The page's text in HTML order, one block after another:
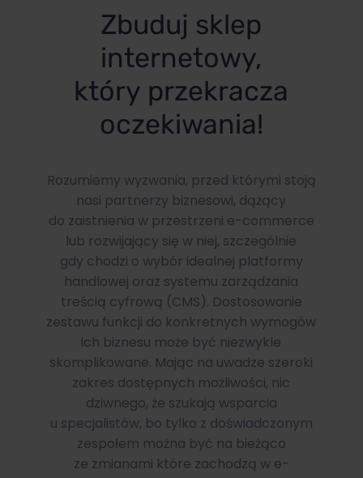
Zbuduj sklep
internetowy,
który przekracza
oczekiwania!
Rozumiemy wyzwania, przed którymi stoją
nasi partnerzy biznesowi, dążący
do zaistnienia w przestrzeni e-commerce
lub rozwijający się w niej, szczególnie
gdy chodzi o wybór idealnej platformy
handlowej oraz systemu zarządzania
treścią cyfrową (CMS). Dostosowanie
zestawu funkcji do konkretnych wymogów
ich biznesu może być niezwykle
skomplikowane. Mając na uwadze szeroki
zakres dostępnych możliwości, nic
dziwnego, że szukają wsparcia
u specjalistów, bo tylko z doświadczonym
zespołem można być na bieżąco
ze zmianami które zachodzą w e-